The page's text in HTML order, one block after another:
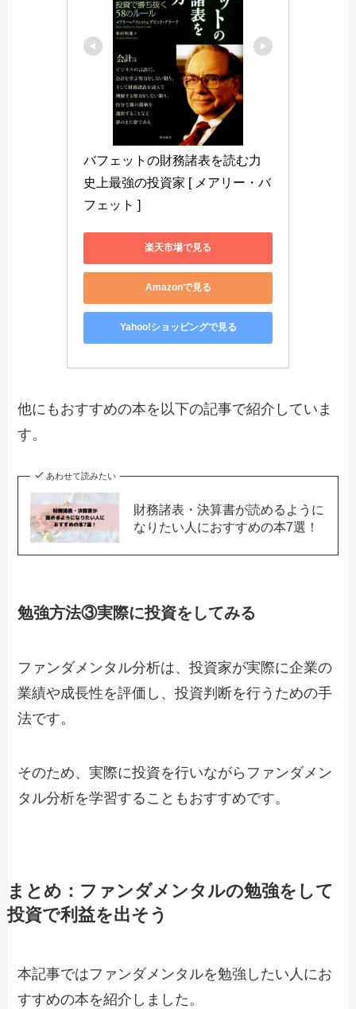
バフェットの財務諸表を読む力
史上最強の投資家 [ メアリー・バ
フェット ]
楽天市場で見る
Amazonで見る
Yahoo!ショッピングで見る
他にもおすすめの本を以下の記事で紹介していま
す。
あわせて読みたい
財務諸表・決算書が読めるように
なりたい人におすすめの本7選！
勉強方法③実際に投資をしてみる
ファンダメンタル分析は、投資家が実際に企業の
業績や成長性を評価し、投資判断を行うための手
法です。
そのため、実際に投資を行いながらファンダメン
タル分析を学習することもおすすめです。
まとめ：ファンダメンタルの勉強をして
投資で利益を出そう
本記事ではファンダメンタルを勉強したい人にお
すすめの本を紹介しました。